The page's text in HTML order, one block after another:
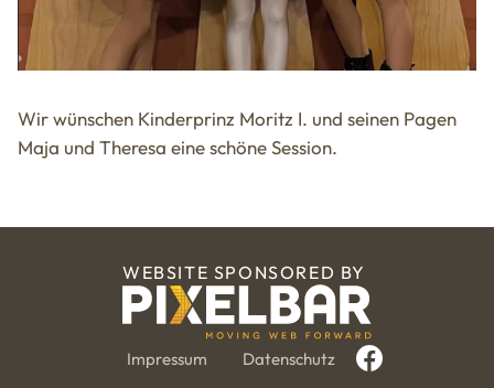
Wir wünschen Kinderprinz Moritz I. und seinen Pagen
Maja und Theresa eine schöne Session.
WEBSITE SPONSORED BY
Impressum Datenschutz